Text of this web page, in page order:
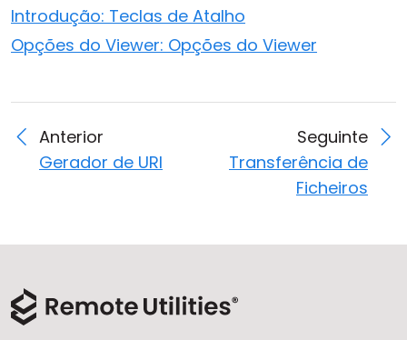
Introdução: Teclas de Atalho
Opções do Viewer: Opções do Viewer
Anterior
Gerador de URI
Seguinte
Transferência de
Ficheiros